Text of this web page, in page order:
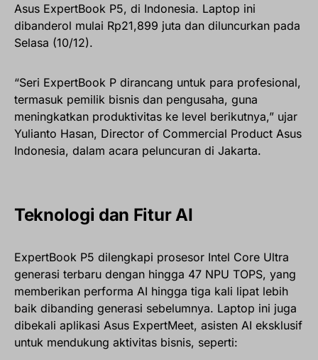
Asus ExpertBook P5, di Indonesia. Laptop ini
dibanderol mulai Rp21,899 juta dan diluncurkan pada
Selasa (10/12).
“Seri ExpertBook P dirancang untuk para profesional,
termasuk pemilik bisnis dan pengusaha, guna
meningkatkan produktivitas ke level berikutnya,” ujar
Yulianto Hasan, Director of Commercial Product Asus
Indonesia, dalam acara peluncuran di Jakarta.
Teknologi dan Fitur AI
ExpertBook P5 dilengkapi prosesor Intel Core Ultra
generasi terbaru dengan hingga 47 NPU TOPS, yang
memberikan performa AI hingga tiga kali lipat lebih
baik dibanding generasi sebelumnya. Laptop ini juga
dibekali aplikasi Asus ExpertMeet, asisten AI eksklusif
untuk mendukung aktivitas bisnis, seperti: